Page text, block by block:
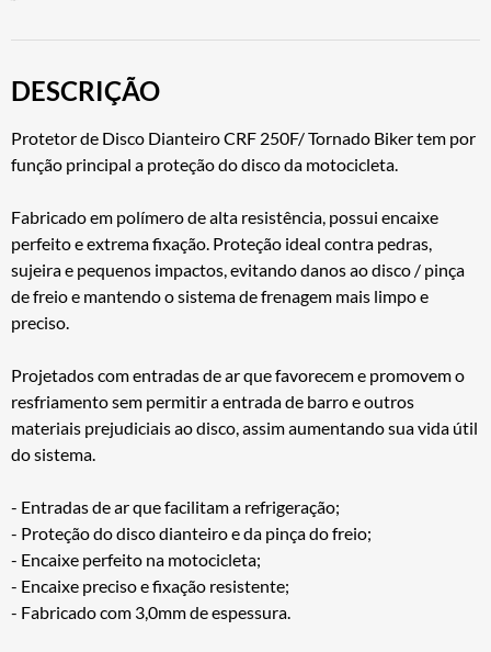
DESCRIÇÃO
Protetor de Disco Dianteiro CRF 250F/ Tornado Biker tem por
função principal a proteção do disco da motocicleta.
Fabricado em polímero de alta resistência, possui encaixe
perfeito e extrema fixação. Proteção ideal contra pedras,
sujeira e pequenos impactos, evitando danos ao disco / pinça
de freio e mantendo o sistema de frenagem mais limpo e
preciso.
Projetados com entradas de ar que favorecem e promovem o
resfriamento sem permitir a entrada de barro e outros
materiais prejudiciais ao disco, assim aumentando sua vida útil
do sistema.
- Entradas de ar que facilitam a refrigeração;
- Proteção do disco dianteiro e da pinça do freio;
- Encaixe perfeito na motocicleta;
- Encaixe preciso e fixação resistente;
- Fabricado com 3,0mm de espessura.